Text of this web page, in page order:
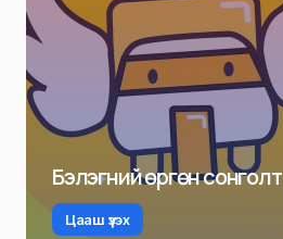
Бэлэгний өргөн сонголт
Цааш үзэх